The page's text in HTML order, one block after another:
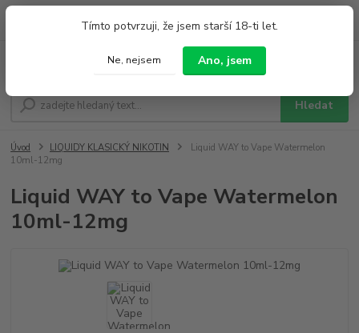
Tímto potvrzuji, že jsem starší 18-ti let.
Ne, nejsem Ano, jsem
Hledat
Po - Pá 9:00 - 19:00 So 9:00 - 14:00
Úvod LIQUIDY KLASICKÝ NIKOTIN
Liquid WAY to Vape Watermelon
10ml-12mg
Liquid WAY to Vape Watermelon
10ml-12mg